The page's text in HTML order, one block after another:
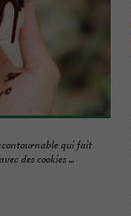
qui fait
des cookies ...